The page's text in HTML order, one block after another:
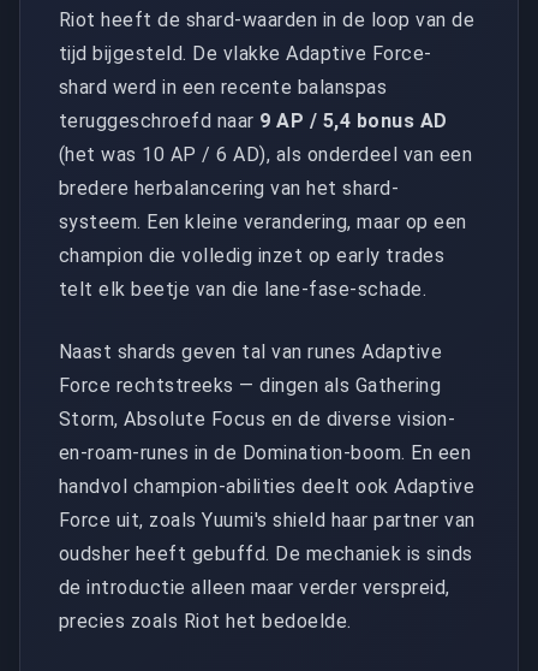
Riot heeft de shard-waarden in de loop van de
tijd bijgesteld. De vlakke Adaptive Force-
shard werd in een recente balanspas
teruggeschroefd naar 9 AP / 5,4 bonus AD
(het was 10 AP / 6 AD), als onderdeel van een
bredere herbalancering van het shard-
systeem. Een kleine verandering, maar op een
champion die volledig inzet op early trades
telt elk beetje van die lane-fase-schade.
Naast shards geven tal van runes Adaptive
Force rechtstreeks — dingen als Gathering
Storm, Absolute Focus en de diverse vision-
en-roam-runes in de Domination-boom. En een
handvol champion-abilities deelt ook Adaptive
Force uit, zoals Yuumi's shield haar partner van
oudsher heeft gebuffd. De mechaniek is sinds
de introductie alleen maar verder verspreid,
precies zoals Riot het bedoelde.